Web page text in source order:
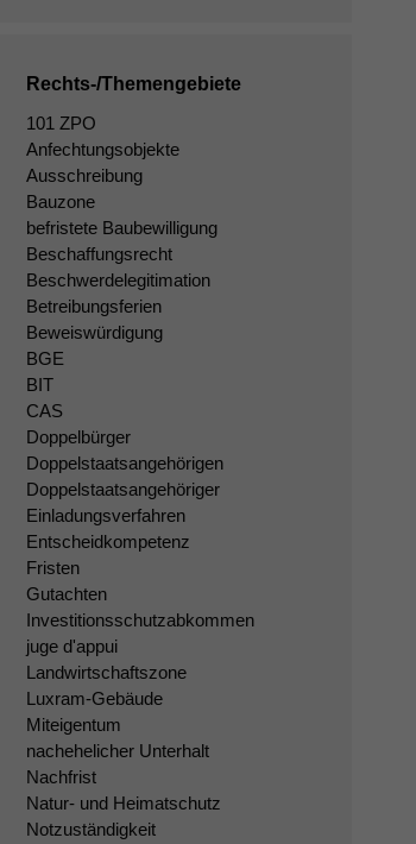
Rechts-/Themengebiete
101 ZPO
Anfechtungsobjekte
Ausschreibung
Bauzone
befristete Baubewilligung
Beschaffungsrecht
Beschwerdelegitimation
Betreibungsferien
Beweiswürdigung
BGE
BIT
CAS
Doppelbürger
Doppelstaatsangehörigen
Doppelstaatsangehöriger
Einladungsverfahren
Entscheidkompetenz
Fristen
Gutachten
Investitionsschutzabkommen
juge d'appui
Landwirtschaftszone
Luxram-Gebäude
Miteigentum
nachehelicher Unterhalt
Nachfrist
Natur- und Heimatschutz
Notzuständigkeit